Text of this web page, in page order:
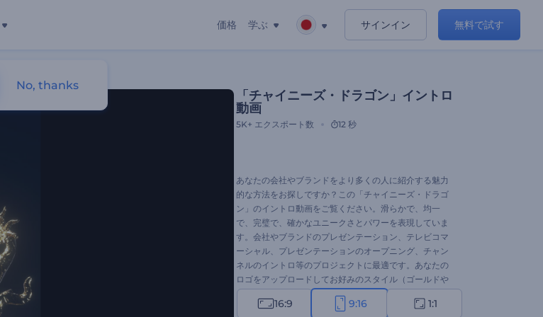
価格 学ぶ サインイン 無料で試す
「チャイニーズ・ドラゴン」イントロ
動画
5K+ エクスポート数 12 秒
あなたの会社やブランドをより多くの人に紹介する魅力
的な方法をお探しですか？この「チャイニーズ・ドラゴ
ン」のイントロ動画をご覧ください。滑らかで、均一
で、完璧で、確かなユニークさとパワーを表現していま
す。会社やブランドのプレゼンテーション、テレビコマ
ーシャル、プレゼンテーションのオープニング、チャン
ネルのイントロ等のプロジェクトに最適です。あなたの
ロゴをアップロードしてお好みのスタイル（ゴールドや
シルバー）を選択すれば、わずか1分でプロフェッショナ
ルなアニメーションが完成します。さあ、やってみまし
16:9 9:16 1:1
No, thanks